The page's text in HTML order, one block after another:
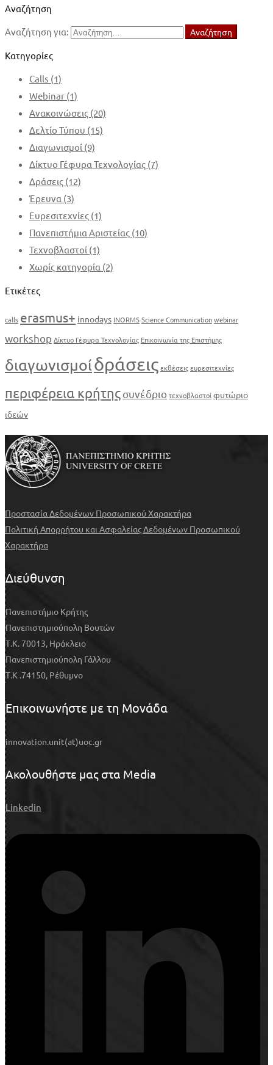
Αναζήτηση
Αναζήτηση για:
Αναζήτηση
Κατηγορίες
Calls (1)
Webinar (1)
Ανακοινώσεις (20)
Δελτίο Τύπου (15)
Διαγωνισμοί (9)
Δίκτυο Γέφυρα Τεχνολογίας (7)
Δράσεις (12)
Έρευνα (3)
Ευρεσιτεχνίες (1)
Πανεπιστήμια Αριστείας (10)
Τεχνοβλαστοί (1)
Χωρίς κατηγορία (2)
Ετικέτες
calls erasmus+ innodays INORMSScience Communicationwebinar
workshop Δίκτυο Γέφυρα Τεχνολογίας Επικοινωνία της Επιστήμης
διαγωνισμοίδράσειςεκθέσειςευρεσιτεχνίες
περιφέρεια κρήτηςσυνέδριο τεχνοβλαστοίφυτώριο
ιδεών
Προστασία Δεδομένων Προσωπικού Χαρακτήρα
Πολιτική Απορρήτου και Ασφαλείας Δεδομένων Προσωπικού
Χαρακτήρα
Διεύθυνση
Πανεπιστήμιο Κρήτης
Πανεπιστημιούπολη Βουτών
Τ.Κ. 70013, Ηράκλειο
Πανεπιστημιούπολη Γάλλου
Τ.Κ .74150, Ρέθυμνο
Επικοινωνήστε με τη Μονάδα
innovation.unit(at)uoc.gr
Ακολουθήστε μας στα Media
Linkedin